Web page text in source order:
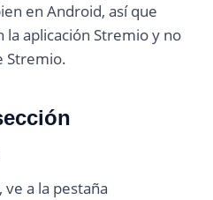
en Android, así que
aplicación Stremio y no
Stremio.
ve a la pestaña